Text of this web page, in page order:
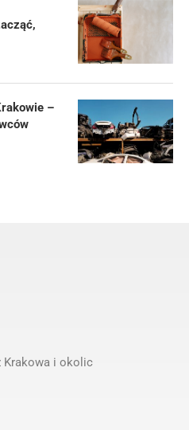
–
Krakowa i okolic